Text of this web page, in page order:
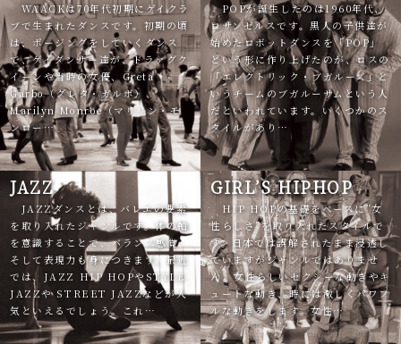
WAACKは70年代初期にゲイクラ
ブで生まれたダンスです。初期の頃
は、ポージングをしていくダンス
で、ゲイダンサー達が、ドラァグク
イーンや当時の女優、Greta
Garbo（グレタ・ガルボ）、
Marilyn Monroe（マリリン・モ
ンロー…
POPが誕生したのは1960年代、
ロサンゼルスです。黒人の子供達が
始めたロボットダンスを「POP」
という形に作り上げたのが、ロスの
「エレクトリック・ブガルーズ」と
いうチームのブガルーサムという人
だといわれています。いくつかのス
タイルがあり…
JAZZ
JAZZダンスとは、バレエの要素
を取り入れたジャンルです。体の軸
を意識することで、バランス感覚、
そして表現力も身につきます。最近
では、JAZZ HIP HOPやSTYLE
JAZZや STREET JAZZなどが人
気といえるでしょう。これ…
GIRL’S HIPHOP
HIP HOPの基礎をベースに”女
性らしさ”を取り入れたスタイルで
す。日本では誤解されたまま浸透し
ていますがジャンルではありませ
ん。女性らしいセクシーな動きやキ
ュートな動き、時には激しくパワフ
ルな動きをします。女性…